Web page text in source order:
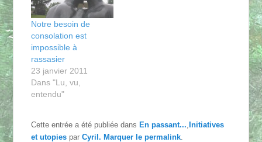
Notre besoin de
consolation est
impossible à
rassasier
23 janvier 2011
Dans "Lu, vu,
entendu"
Cette entrée a été publiée dansEn passant... ,Initiatives
et utopies parCyril. Marquer lepermalink